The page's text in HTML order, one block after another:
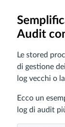
Audit
Le stored
di gestione
log vecchi o
Ecco un
log di audit